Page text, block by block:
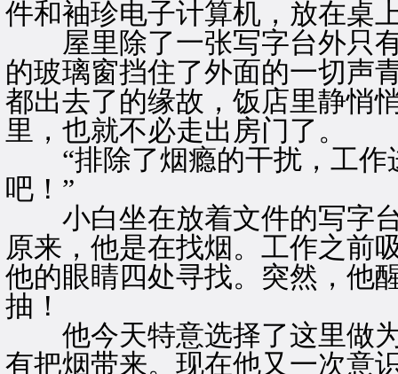
件和袖珍电子计算机，放在桌
屋里除了一张写字台外只有
的玻璃窗挡住了外面的一切声
都出去了的缘故，饭店里静悄
里，也就不必走出房门了。
“排除了烟瘾的干扰，工作
吧！”
小白坐在放着文件的写字台
原来，他是在找烟。工作之前
他的眼睛四处寻找。突然，他
抽！
他今天特意选择了这里做为
有把烟带来。现在他又一次意